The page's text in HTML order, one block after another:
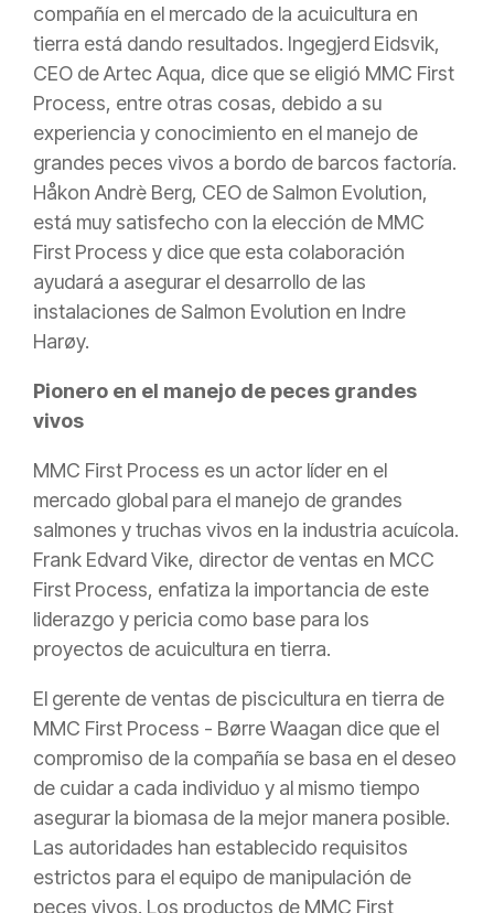
compañía en el mercado de la acuicultura en
tierra está dando resultados. Ingegjerd Eidsvik,
CEO de Artec Aqua, dice que se eligió MMC First
Process, entre otras cosas, debido a su
experiencia y conocimiento en el manejo de
grandes peces vivos a bordo de barcos factoría.
Håkon Andrè Berg, CEO de Salmon Evolution,
está muy satisfecho con la elección de MMC
First Process y dice que esta colaboración
ayudará a asegurar el desarrollo de las
instalaciones de Salmon Evolution en Indre
Harøy.
Pionero en el manejo de peces grandes
vivos
MMC First Process es un actor líder en el
mercado global para el manejo de grandes
salmones y truchas vivos en la industria acuícola.
Frank Edvard Vike, director de ventas en MCC
First Process, enfatiza la importancia de este
liderazgo y pericia como base para los
proyectos de acuicultura en tierra.
El gerente de ventas de piscicultura en tierra de
MMC First Process - Børre Waagan dice que el
compromiso de la compañía se basa en el deseo
de cuidar a cada individuo y al mismo tiempo
asegurar la biomasa de la mejor manera posible.
Las autoridades han establecido requisitos
estrictos para el equipo de manipulación de
peces vivos. Los productos de MMC First